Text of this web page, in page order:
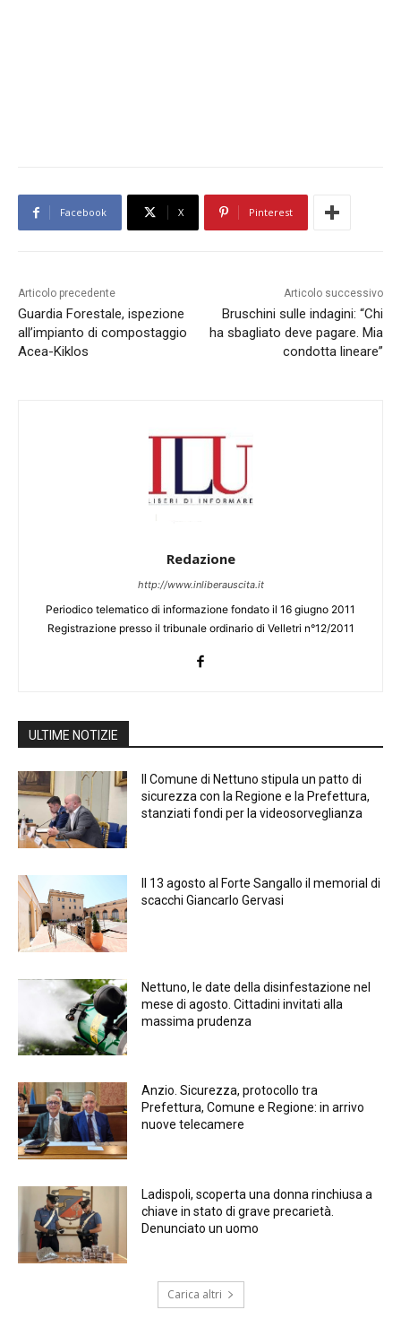
Facebook X Pinterest
Articolo precedente
Guardia Forestale, ispezione
all’impianto di compostaggio
Acea-Kiklos
Articolo successivo
Bruschini sulle indagini: “Chi
ha sbagliato deve pagare. Mia
condotta lineare”
Redazione
http://www.inliberauscita.it
Periodico telematico di informazione fondato il 16 giugno 2011
Registrazione presso il tribunale ordinario di Velletri n°12/2011
ULTIME NOTIZIE
Il Comune di Nettuno stipula un patto di
sicurezza con la Regione e la Prefettura,
stanziati fondi per la videosorveglianza
Il 13 agosto al Forte Sangallo il memorial di
scacchi Giancarlo Gervasi
Nettuno, le date della disinfestazione nel
mese di agosto. Cittadini invitati alla
massima prudenza
Anzio. Sicurezza, protocollo tra
Prefettura, Comune e Regione: in arrivo
nuove telecamere
Ladispoli, scoperta una donna rinchiusa a
chiave in stato di grave precarietà.
Denunciato un uomo
Carica altri